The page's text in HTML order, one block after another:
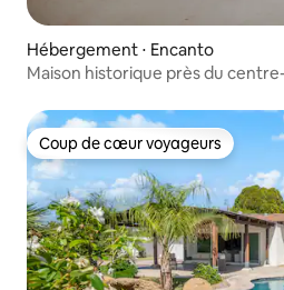
Hébergement ⋅ Encanto
Maison historique près du
Coup de cœur voyageurs
Coup de cœur voyageurs